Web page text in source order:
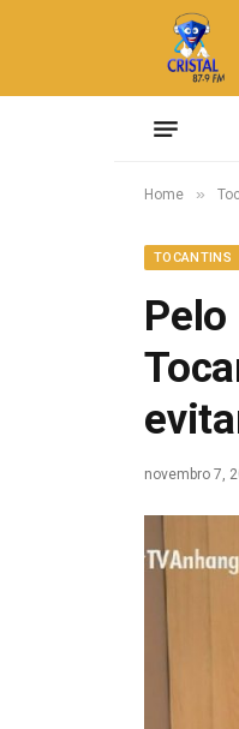
Home »
TOCANTINS
novembro 7,